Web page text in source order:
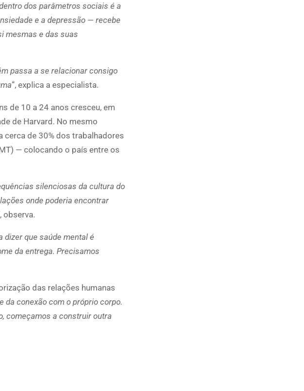
dos parâmetros sociais é a
e a depressão — recebe
mesmas e das suas
passa a se relacionar consigo
”, explica a especialista.
de 10 a 24 anos cresceu, em
de Harvard. No mesmo
cerca de 30% dos trabalhadores
— colocando o país entre os
silenciosas da cultura do
onde poderia encontrar
observa.
dizer que saúde mental é
da entrega. Precisamos
das relações humanas
da conexão com o próprio corpo.
começamos a construir outra